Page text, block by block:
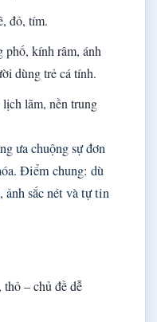
đỏ, tím.
phố, kính râm, ánh
dùng trẻ cá tính.
lãm, nền trung
ưa chuộng sự đơn
Điểm chung: dù
sắc nét và tự tin
– chủ đề dễ